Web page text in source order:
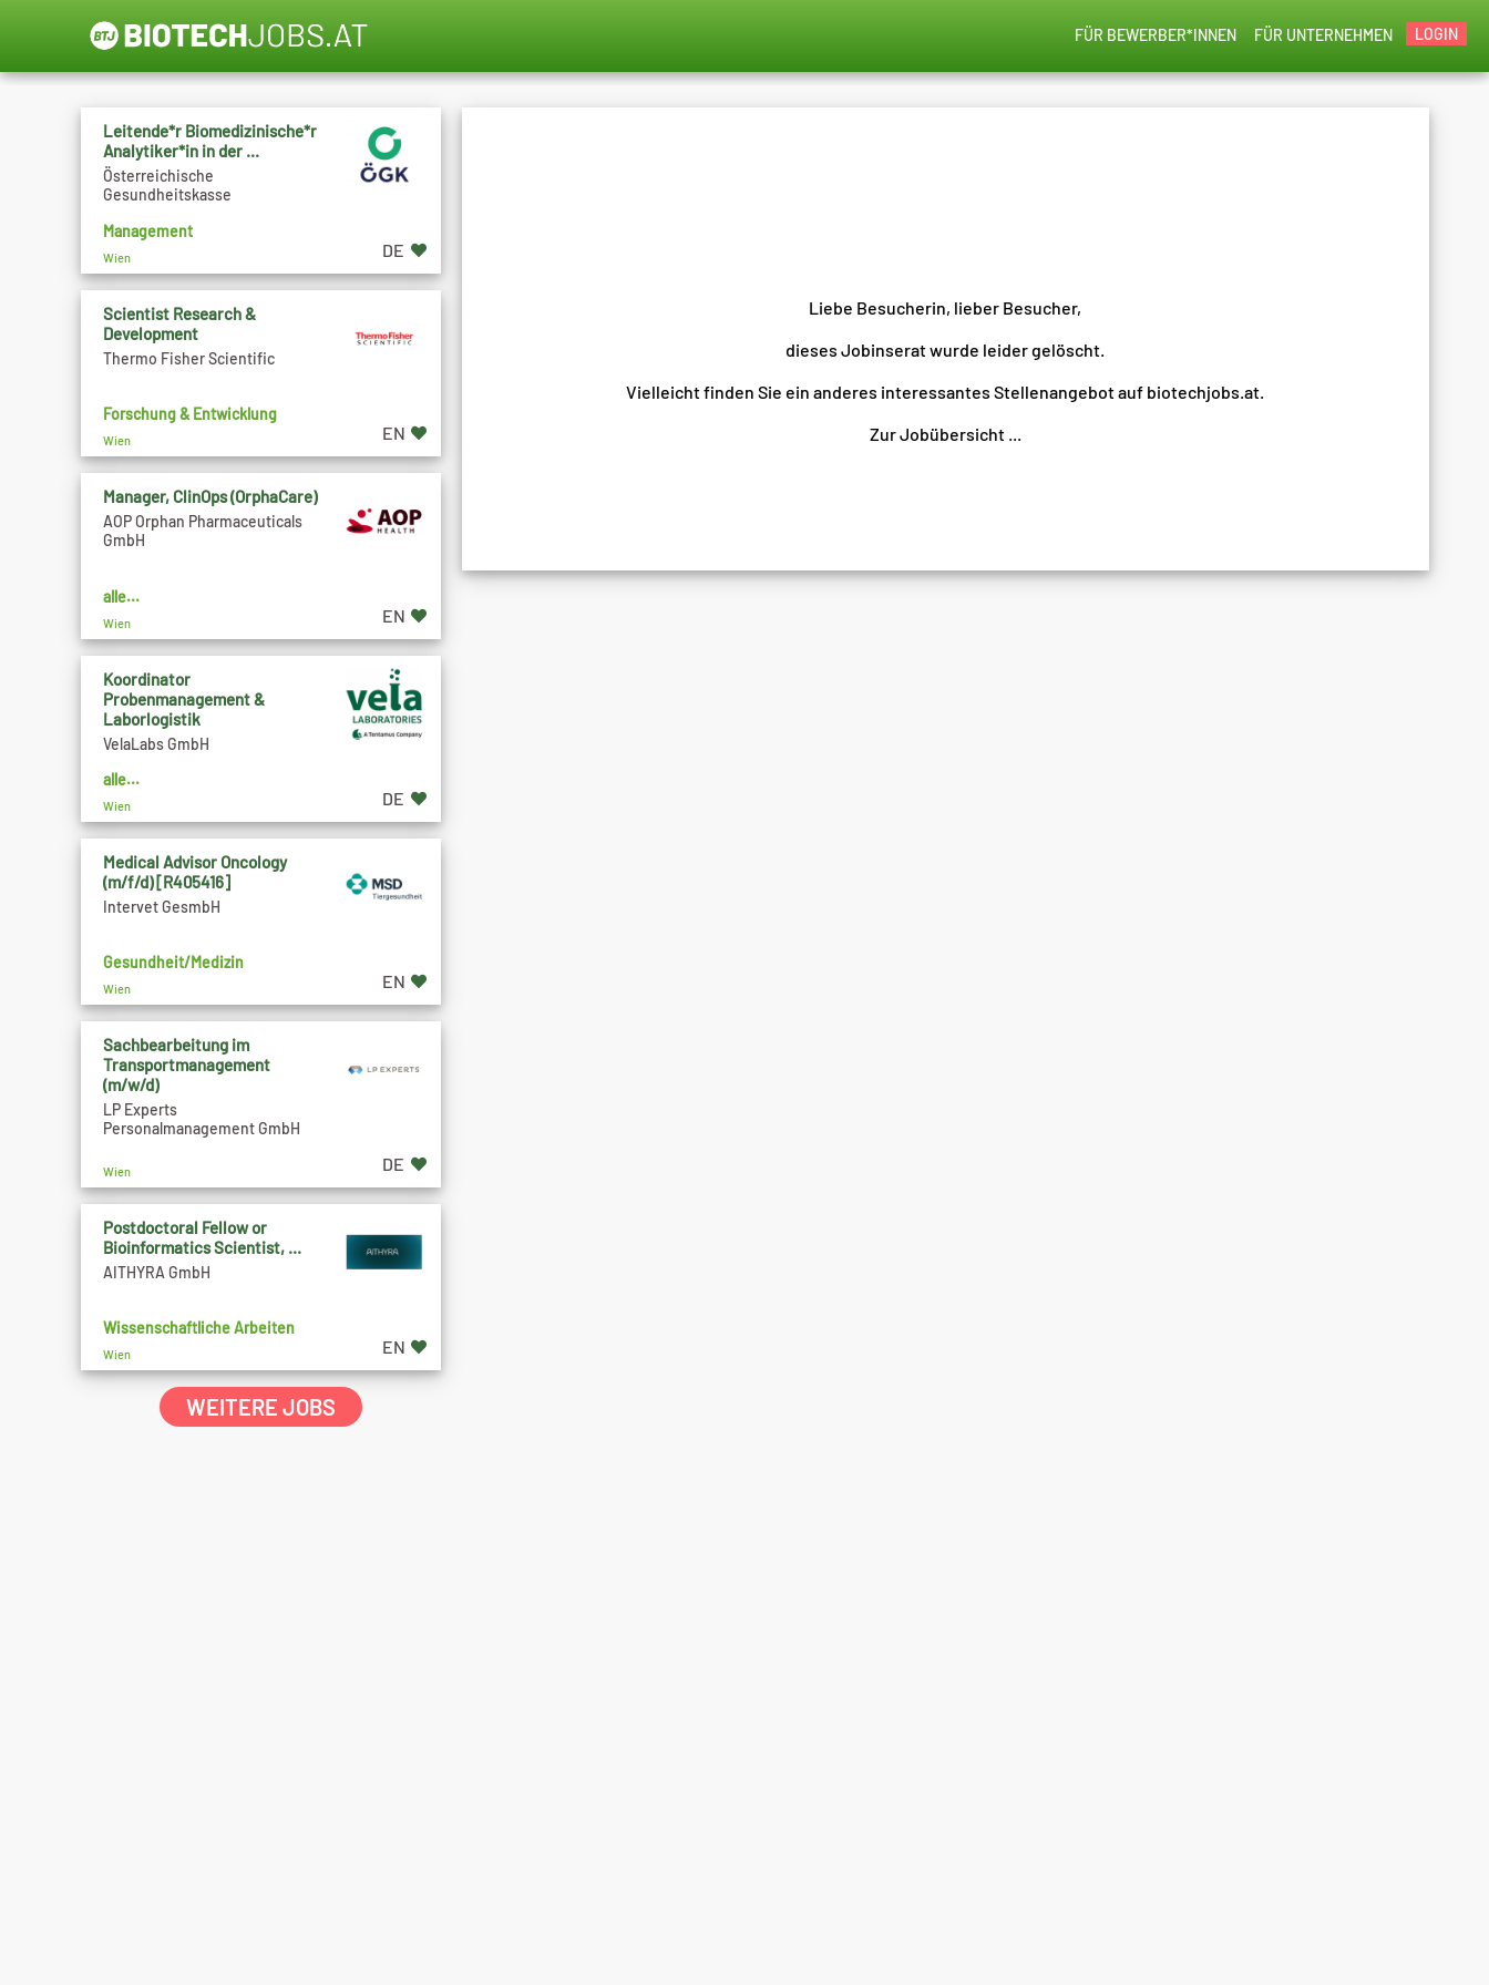
LOGIN
FÜR UNTERNEHMEN
FÜR BEWERBER*INNEN
Liebe Besucherin, lieber Besucher,
dieses Jobinserat wurde leider gelöscht.
Vielleicht finden Sie ein anderes interessantes Stellenangebot auf biotechjobs.at.
Zur Jobübersicht ...
Leitende*r Biomedizinische*r
Analytiker*in in der ...
Österreichische
Gesundheitskasse
Management
Wien DE
Scientist Research &
Development
Thermo Fisher Scientific
Forschung & Entwicklung
Wien EN
Manager, ClinOps (OrphaCare)
AOP Orphan Pharmaceuticals
GmbH
alle...
Wien EN
Koordinator
Probenmanagement &
Laborlogistik
VelaLabs GmbH
alle...
Wien DE
Medical Advisor Oncology
(m/f/d) [R405416]
Intervet GesmbH
Gesundheit/Medizin
Wien EN
Sachbearbeitung im
Transportmanagement
(m/w/d)
LP Experts
Personalmanagement GmbH
Wien DE
Postdoctoral Fellow or
Bioinformatics Scientist, ...
AITHYRA GmbH
Wissenschaftliche Arbeiten
Wien EN
WEITERE JOBS